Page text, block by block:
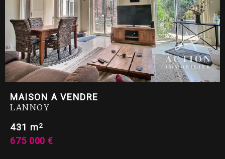
MAISON A VENDRE
LANNOY
431 m2
675 000 €